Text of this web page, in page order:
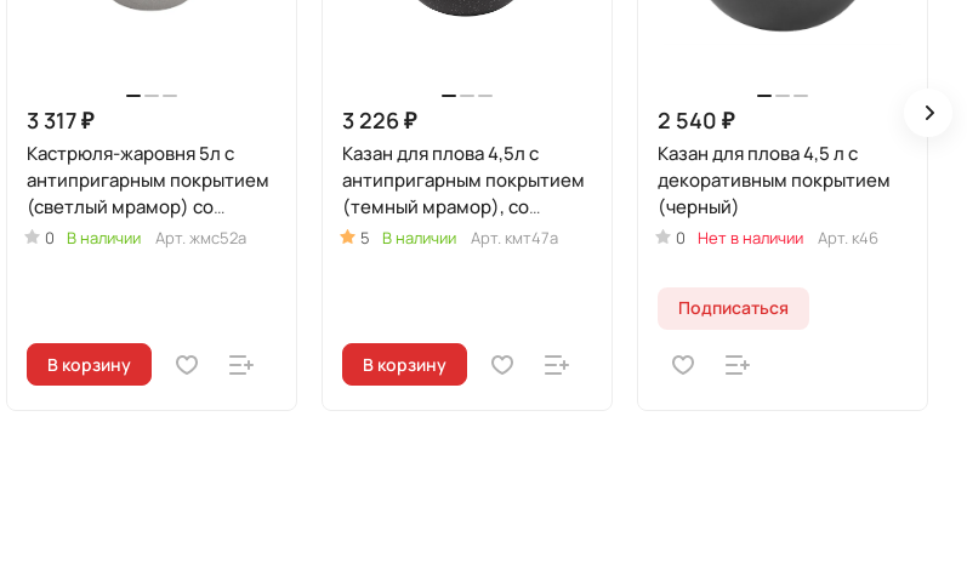
3 317 ₽
Кастрюля-жаровня 5л с
антипригарным покрытием
(светлый мрамор) со
стеклянной крышкой
0 В наличии Арт. жмс52а
В корзину
3 226 ₽
Казан для плова 4,5л c
антипригарным покрытием
(темный мрамор), со
стеклянной крышкой.
5 В наличии Арт. кмт47а
В корзину
2 540 ₽
Казан для плова 4,5 л с
декоративным покрытием
(черный)
0 Нет в наличии Арт. к46
Подписаться